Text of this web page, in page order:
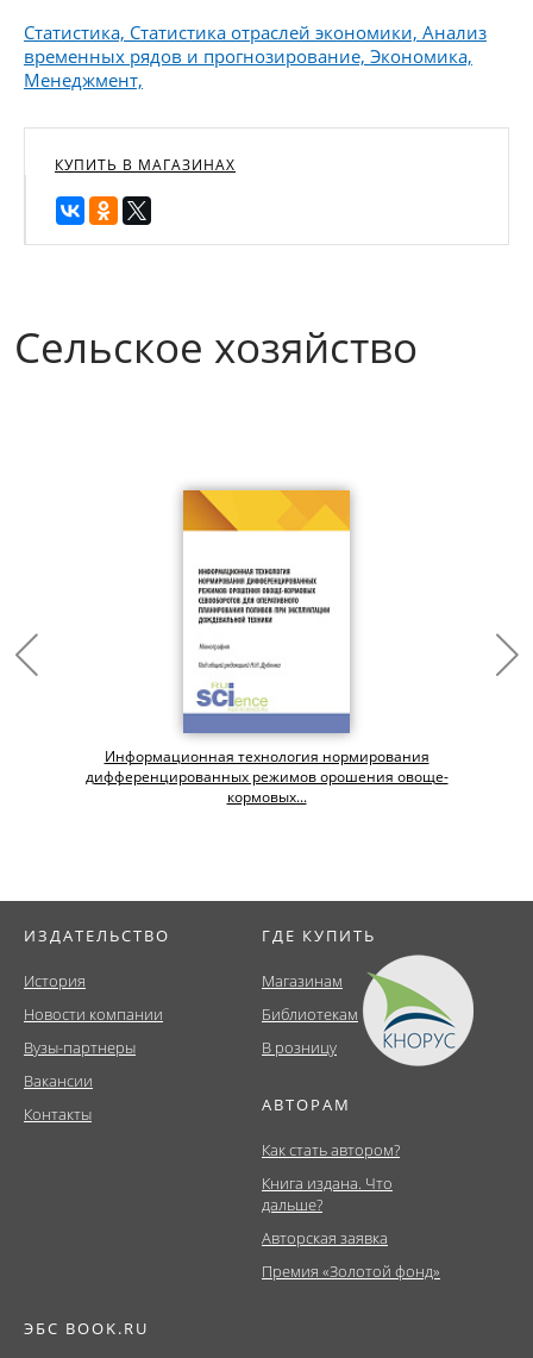
Статистика, Статистика отраслей экономики, Анализ
временных рядов и прогнозирование, Экономика,
Менеджмент,
КУПИТЬ В МАГАЗИНАХ
Сельское хозяйство
Информационная технология нормирования
дифференцированных режимов орошения овоще-
кормовых...
ИЗДАТЕЛЬСТВО
История
Новости компании
Вузы-партнеры
Вакансии
Контакты
ГДЕ КУПИТЬ
Магазинам
Библиотекам
В розницу
АВТОРАМ
Как стать автором?
Книга издана. Что
дальше?
Авторская заявка
Премия «Золотой фонд»
ЭБС BOOK.RU